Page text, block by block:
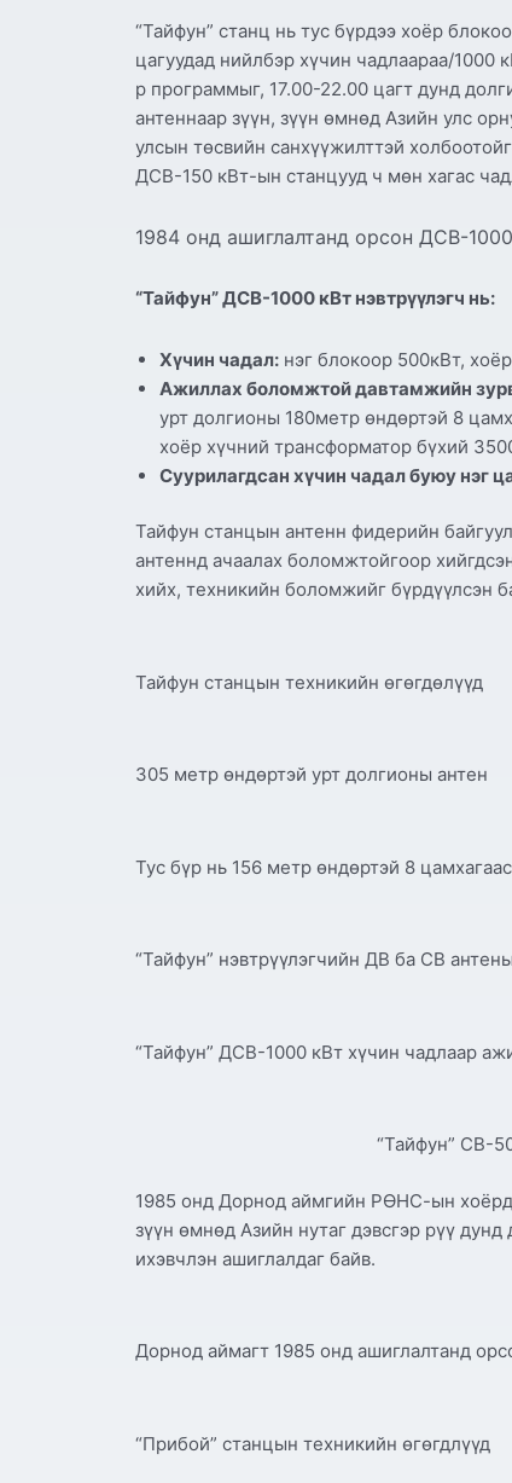
“Тайфун” станц нь тус бүрдээ хоёр
цагуудад нийлбэр хүчин чадлаараа/
р программыг, 17.00-22.00 цагт дунд
антеннаар зүүн, зүүн өмнөд Азийн улс
улсын төсвийн санхүүжилттэй
ДСВ-150 кВт-ын станцууд ч мөн хагас
1984 онд ашиглалтанд орсон ДСВ-
“Тайфун” ДСВ-1000 кВт нэвтрүүлэгч нь:
Хүчин чадал: нэг блокоор 500кВт,
Ажиллах боломжтой давтамжийн
урт долгионы 180метр өндөртэй 8
хоёр хүчний трансформатор бүхий
Суурилагдсан хүчин чадал буюу нэг
Тайфун станцын антенн фидерийн
антеннд ачаалах боломжтойгоор
хийх, техникийн боломжийг бүрдүүлсэн
Тайфун станцын техникийн өгөгдөлүүд
305 метр өндөртэй урт долгионы антен
Тус бүр нь 156 метр өндөртэй 8
“Тайфун” нэвтрүүлэгчийн ДВ ба СВ
“Тайфун” ДСВ-1000 кВт хүчин чадлаар
“Тайфун” СВ-
1985 онд Дорнод аймгийн РӨНС-ын
зүүн өмнөд Азийн нутаг дэвсгэр рүү
ихэвчлэн ашиглалдаг байв.
Дорнод аймагт 1985 онд ашиглалтанд
“Прибой” станцын техникийн өгөгдлүүд